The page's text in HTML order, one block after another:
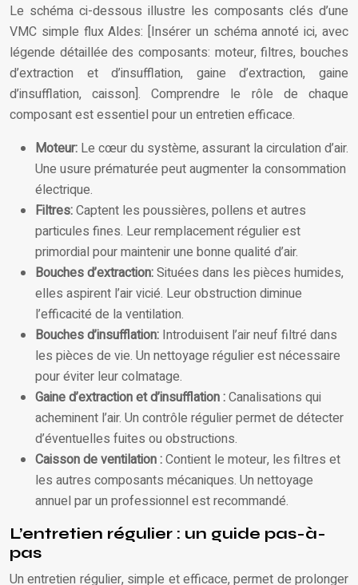
Le schéma ci-dessous illustre les composants clés d’une
VMC simple flux Aldes: [Insérer un schéma annoté ici, avec
légende détaillée des composants: moteur, filtres, bouches
d’extraction et d’insufflation, gaine d’extraction, gaine
d’insufflation, caisson]. Comprendre le rôle de chaque
composant est essentiel pour un entretien efficace.
Moteur: Le cœur du système, assurant la circulation d’air.
Une usure prématurée peut augmenter la consommation
électrique.
Filtres:Captent les poussières, pollens et autres
particules fines. Leur remplacement régulier est
primordial pour maintenir une bonne qualité d’air.
Bouches d’extraction:Situées dans les pièces humides,
elles aspirent l’air vicié. Leur obstruction diminue
l’efficacité de la ventilation.
Bouches d’insufflation: Introduisent l’air neuf filtré dans
les pièces de vie. Un nettoyage régulier est nécessaire
pour éviter leur colmatage.
Gaine d’extraction et d’insufflation :Canalisations qui
acheminent l’air. Un contrôle régulier permet de détecter
d’éventuelles fuites ou obstructions.
Caisson de ventilation :Contient le moteur, les filtres et
les autres composants mécaniques. Un nettoyage
annuel par un professionnel est recommandé.
L’entretien régulier : un guide pas-à-
pas
Un entretien régulier, simple et efficace, permet de prolonger